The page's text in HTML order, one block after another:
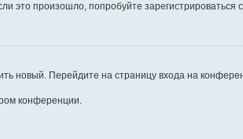
произошло, попробуйте зарегистрироваться
новый. Перейдите на страницу входа на
конференции.